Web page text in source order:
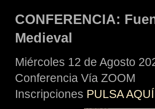
CONFERENCIA:
Medieval
Miércoles 12 de Agosto
Conferencia Vía ZOOM
Inscripciones PULSA AQUÍ